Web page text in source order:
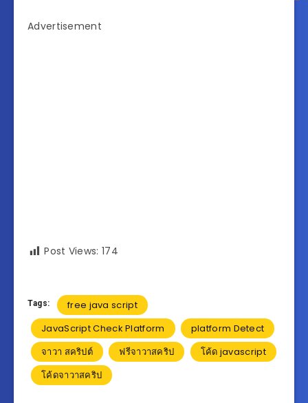
Advertisement
Post Views: 174
Tags:
free java script
JavaScript Check Platform
platform Detect
จาวา สคริปต์
ฟรีจาวาสคริป
โค้ด javascript
โค้ดจาวาสคริป